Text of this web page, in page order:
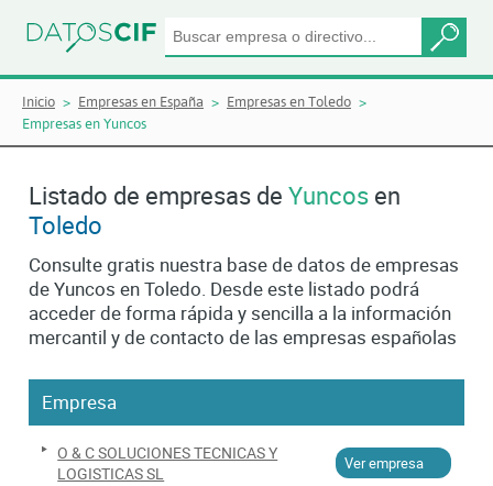
Inicio Empresas en España
Empresas en Toledo
Empresas en Yuncos
Listado de empresas deYuncos en
Toledo
Consulte gratis nuestra base de datos de empresas
de Yuncos en Toledo. Desde este listado podrá
acceder de forma rápida y sencilla a la información
mercantil y de contacto de las empresas españolas
Empresa
O & C SOLUCIONES TECNICAS Y
LOGISTICAS SL
Ver empresa